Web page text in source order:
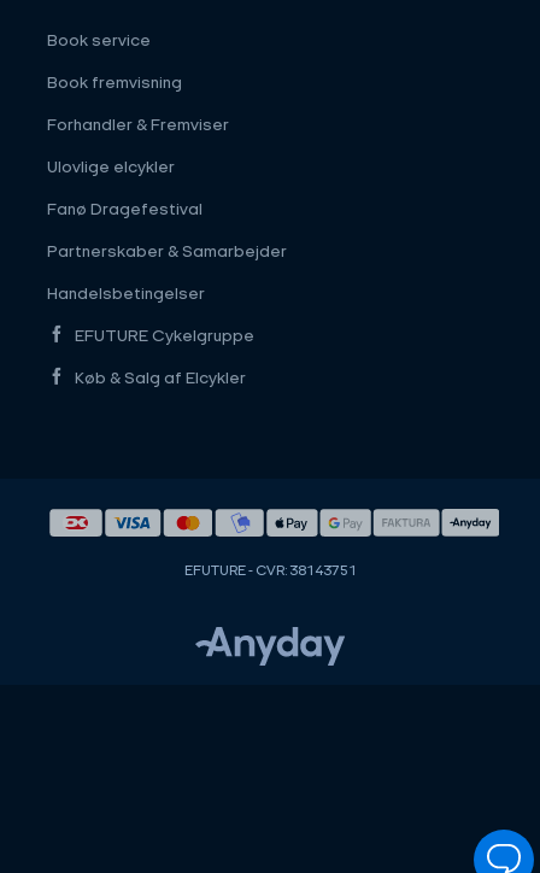
Book service
Book fremvisning
Forhandler & Fremviser
Ulovlige elcykler
Fanø Dragefestival
Partnerskaber & Samarbejder
Handelsbetingelser
EFUTURE Cykelgruppe
Køb & Salg af Elcykler
EFUTURE - CVR: 38143751